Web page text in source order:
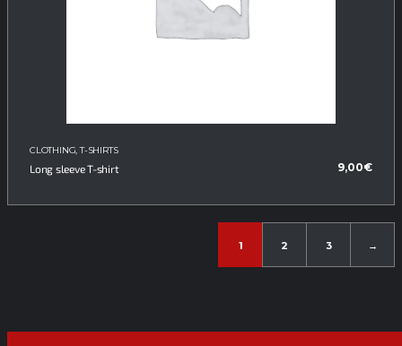
CLOTHING ,T-SHIRTS
Long sleeve T-shirt 9,00€
1 2 3 →